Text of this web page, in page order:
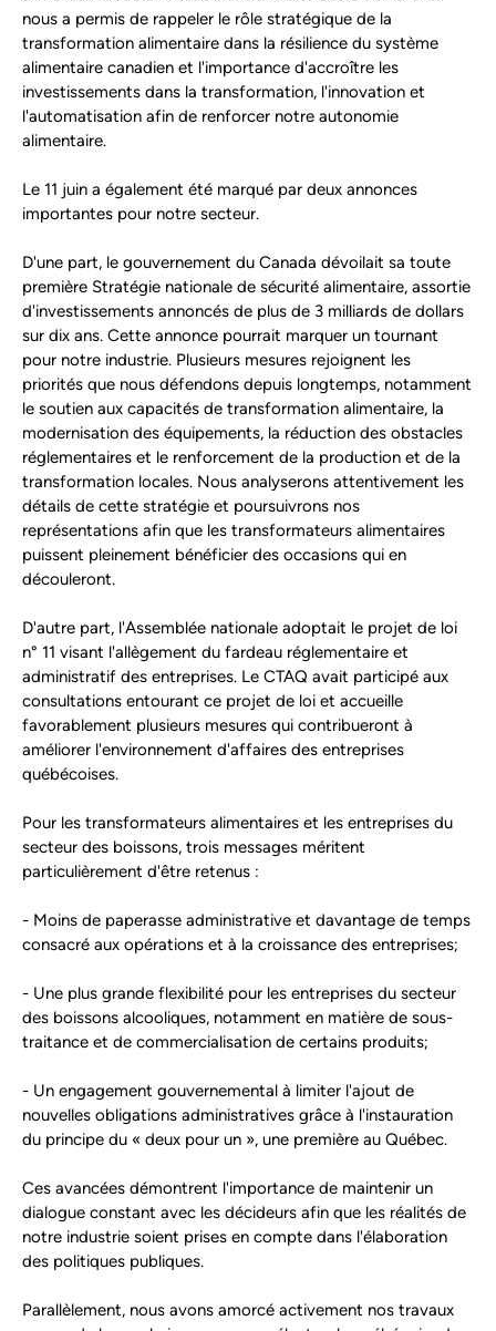
nous a permis de rappeler le rôle stratégique de la
transformation alimentaire dans la résilience du système
alimentaire canadien et l'importance d'accroître les
investissements dans la transformation, l'innovation et
l'automatisation afin de renforcer notre autonomie
alimentaire.
Le 11 juin a également été marqué par deux annonces
importantes pour notre secteur.
D'une part, le gouvernement du Canada dévoilait sa toute
première Stratégie nationale de sécurité alimentaire, assortie
d'investissements annoncés de plus de 3 milliards de dollars
sur dix ans. Cette annonce pourrait marquer un tournant
pour notre industrie. Plusieurs mesures rejoignent les
priorités que nous défendons depuis longtemps, notamment
le soutien aux capacités de transformation alimentaire, la
modernisation des équipements, la réduction des obstacles
réglementaires et le renforcement de la production et de la
transformation locales. Nous analyserons attentivement les
détails de cette stratégie et poursuivrons nos
représentations afin que les transformateurs alimentaires
puissent pleinement bénéficier des occasions qui en
découleront.
D'autre part, l'Assemblée nationale adoptait le projet de loi
n° 11 visant l'allègement du fardeau réglementaire et
administratif des entreprises. Le CTAQ avait participé aux
consultations entourant ce projet de loi et accueille
favorablement plusieurs mesures qui contribueront à
améliorer l'environnement d'affaires des entreprises
québécoises.
Pour les transformateurs alimentaires et les entreprises du
secteur des boissons, trois messages méritent
particulièrement d'être retenus :
- Moins de paperasse administrative et davantage de temps
consacré aux opérations et à la croissance des entreprises;
- Une plus grande flexibilité pour les entreprises du secteur
des boissons alcooliques, notamment en matière de sous-
traitance et de commercialisation de certains produits;
- Un engagement gouvernemental à limiter l'ajout de
nouvelles obligations administratives grâce à l'instauration
du principe du « deux pour un », une première au Québec.
Ces avancées démontrent l'importance de maintenir un
dialogue constant avec les décideurs afin que les réalités de
notre industrie soient prises en compte dans l'élaboration
des politiques publiques.
Parallèlement, nous avons amorcé activement nos travaux